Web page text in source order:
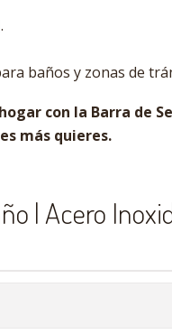
.
baños y zonas de
con la Barra de
más quieres.
| Acero